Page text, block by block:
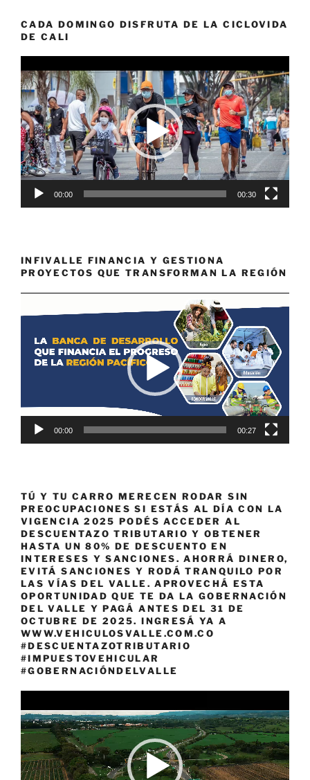
CADA DOMINGO DISFRUTA DE LA CICLOVIDA
DE CALI
de
vídeo
00:00 00:30
INFIVALLE FINANCIA Y GESTIONA
PROYECTOS QUE TRANSFORMAN LA REGIÓN
de
00:00 00:27
TÚ Y TU CARRO MERECEN RODAR SIN
PREOCUPACIONES SI ESTÁS AL DÍA CON LA
VIGENCIA 2025 PODÉS ACCEDER AL
DESCUENTAZO TRIBUTARIO Y OBTENER
HASTA UN 80% DE DESCUENTO EN
INTERESES Y SANCIONES. AHORRÁ DINERO,
EVITÁ SANCIONES Y RODÁ TRANQUILO POR
LAS VÍAS DEL VALLE. APROVECHÁ ESTA
OPORTUNIDAD QUE TE DA LA GOBERNACIÓN
DEL VALLE Y PAGÁ ANTES DEL 31 DE
OCTUBRE DE 2025. INGRESÁ YA A
WWW.VEHICULOSVALLE.COM.CO
#DESCUENTAZOTRIBUTARIO
#IMPUESTOVEHICULAR
#GOBERNACIÓNDELVALLE
de
vídeo